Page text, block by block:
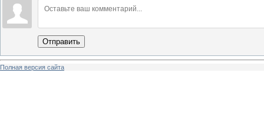
Отправить
Полная версия сайта